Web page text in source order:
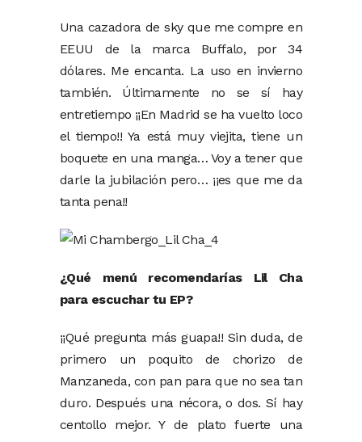
Una cazadora de sky que me compre en
EEUU de la marca Buffalo, por 34
dólares. Me encanta. La uso en invierno
también. Últimamente no se sí hay
entretiempo ¡¡En Madrid se ha vuelto loco
el tiempo!! Ya está muy viejita, tiene un
boquete en una manga… Voy a tener que
darle la jubilación pero… ¡¡es que me da
tanta pena!!
¿Qué menú recomendarías Lil Cha
para escuchar tu EP?
¡¡Qué pregunta más guapa!! Sin duda, de
primero un poquito de chorizo de
Manzaneda, con pan para que no sea tan
duro. Después una nécora, o dos. Sí hay
centollo mejor. Y de plato fuerte una